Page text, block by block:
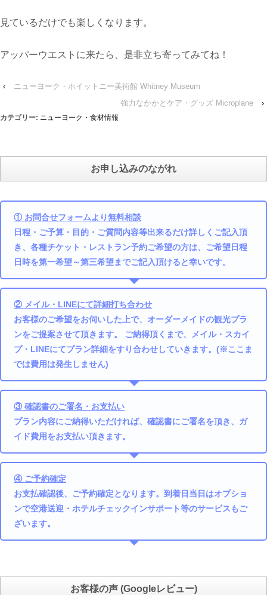
見ているだけでも楽しくなります。
アッパーウエストに来たら、是非立ち寄ってみてね！
‹
ニューヨーク・ホイットニー美術館 Whitney Museum
強力なかかとケア・グッズ Microplane
›
カテゴリー: ニューヨーク・食材情報
お申し込みのながれ
① お問合せフォームより無料相談
日程・ご予算・目的・ご質問内容等出来るだけ詳しくご記入頂
き、各種チケット・レストラン予約ご希望の方は、ご希望日程
日時を第一希望～第三希望までご記入頂けると幸いです。
② メイル・LINEにて詳細打ち合わせ
お客様のご希望をお伺いした上で、オーダーメイドの観光プラ
ンをご提案させて頂きます。 ご納得頂くまで、メイル・スカイ
プ・LINEにてプラン詳細をすり合わせしていきます。(※ここま
では費用は発生しません)
③ 確認書のご署名・お支払い
プラン内容にご納得いただければ、確認書にご署名を頂き、ガ
イド費用をお支払い頂きます。
④ ご予約確定
お支払確認後、ご予約確定となります。到着日当日はオプショ
ンで空港送迎・ホテルチェックインサポート等のサービスもご
ざいます。
お客様の声 (Googleレビュー)